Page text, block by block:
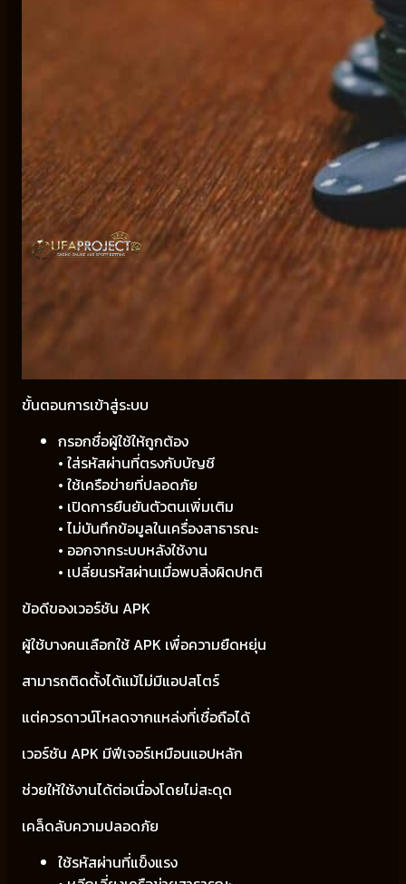
ขั้นตอนการเข้าสู่ระบบ
กรอกชื่อผู้ใช้ให้ถูกต้อง
• ใส่รหัสผ่านที่ตรงกับบัญชี
• ใช้เครือข่ายที่ปลอดภัย
• เปิดการยืนยันตัวตนเพิ่มเติม
• ไม่บันทึกข้อมูลในเครื่องสาธารณะ
• ออกจากระบบหลังใช้งาน
• เปลี่ยนรหัสผ่านเมื่อพบสิ่งผิดปกติ
ข้อดีของเวอร์ชัน APK
ผู้ใช้บางคนเลือกใช้ APK เพื่อความยืดหยุ่น
สามารถติดตั้งได้แม้ไม่มีแอปสโตร์
แต่ควรดาวน์โหลดจากแหล่งที่เชื่อถือได้
เวอร์ชัน APK มีฟีเจอร์เหมือนแอปหลัก
ช่วยให้ใช้งานได้ต่อเนื่องโดยไม่สะดุด
เคล็ดลับความปลอดภัย
ใช้รหัสผ่านที่แข็งแรง